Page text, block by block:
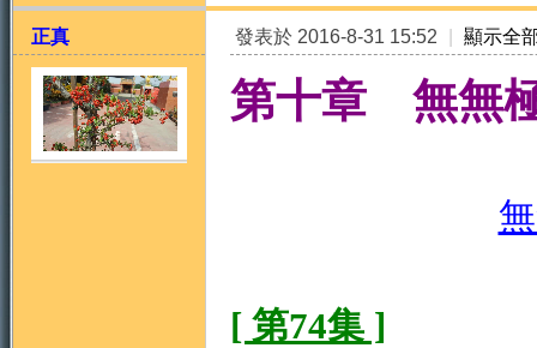
正真 發表於 2016-8-31 15:52 顯示全
第十章 無無
[ 第74集 ]